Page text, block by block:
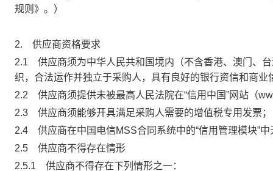
规则》。）
2. 供应商资格要求
2.1 供应商须为中华人民共和国境内（不含香港、澳门、
织，合法运作并独立于采购人，具有良好的银行资信和商业
2.2 供应商须提供未被最高人民法院在“信用中国”网站（
2.3 供应商须能够开具满足采购人需要的增值税专用发票；
2.4 供应商在中国电信MSS合同系统中的“信用管理模块”
2.5 供应商不得存在情形
2.5.1 供应商不得存在下列情形之一：